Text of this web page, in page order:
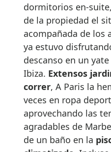
dormitorios en-
de la propiedad el
acompañada de los
ya estuvo
descanso en un
Ibiza. Extensos
correr, A Paris la
veces en ropa
aprovechando las
agradables de
de un baño en la